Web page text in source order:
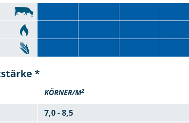
*
KÖRNER/M2
7,0 - 8,5